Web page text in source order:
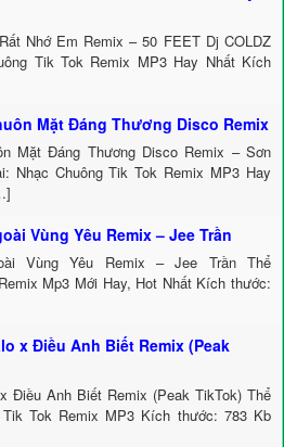
Nhớ Em Remix – 50 FEET Dj COLDZ
Tik Tok Remix MP3 Hay Nhất Kích
Mặt Đáng Thương Disco Remix
Mặt Đáng Thương Disco Remix – Sơn
Nhạc Chuông Tik Tok Remix MP3 Hay
Vùng Yêu Remix – Jee Trần
Vùng Yêu Remix – Jee Trần Thể
Mp3 Mới Hay, Hot Nhất Kích thước:
x Điều Anh Biết Remix (Peak
Điều Anh Biết Remix (Peak TikTok) Thể
Tok Remix MP3 Kích thước: 783 Kb